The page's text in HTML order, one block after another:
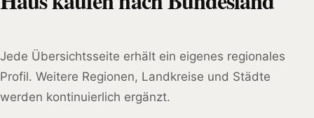
Jede Übersichtsseite erhält ein eigenes regionales
Profil. Weitere Regionen, Landkreise und Städte
werden kontinuierlich ergänzt.